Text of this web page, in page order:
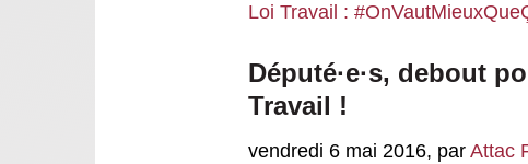
Loi Travail :
Député·e·s, debout
Travail !
vendredi 6 mai 2016, par Attac